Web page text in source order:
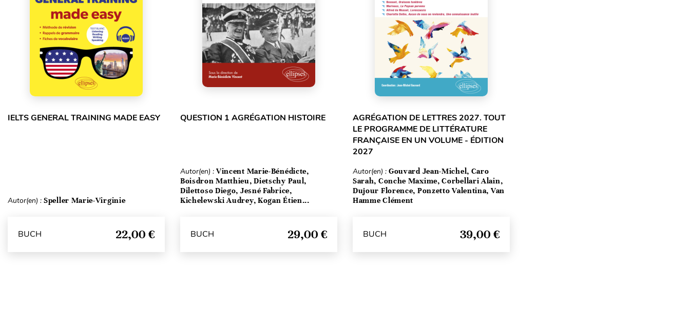
IELTS GENERAL TRAINING MADE EASY
Autor(en) : Speller Marie-Virginie
BUCH 22,00 €
QUESTION 1 AGRÉGATION HISTOIRE
Autor(en) : Vincent Marie-Bénédicte,
Boisdron Matthieu, Dietschy Paul,
Dilettoso Diego, Jesné Fabrice,
Kichelewski Audrey, Kogan Étien...
BUCH 29,00 €
AGRÉGATION DE LETTRES 2027. TOUT
LE PROGRAMME DE LITTÉRATURE
FRANÇAISE EN UN VOLUME - ÉDITION
2027
Autor(en) : Gouvard Jean-Michel, Caro
Sarah, Conche Maxime, Corbellari Alain,
Dujour Florence, Ponzetto Valentina, Van
Hamme Clément
BUCH 39,00 €